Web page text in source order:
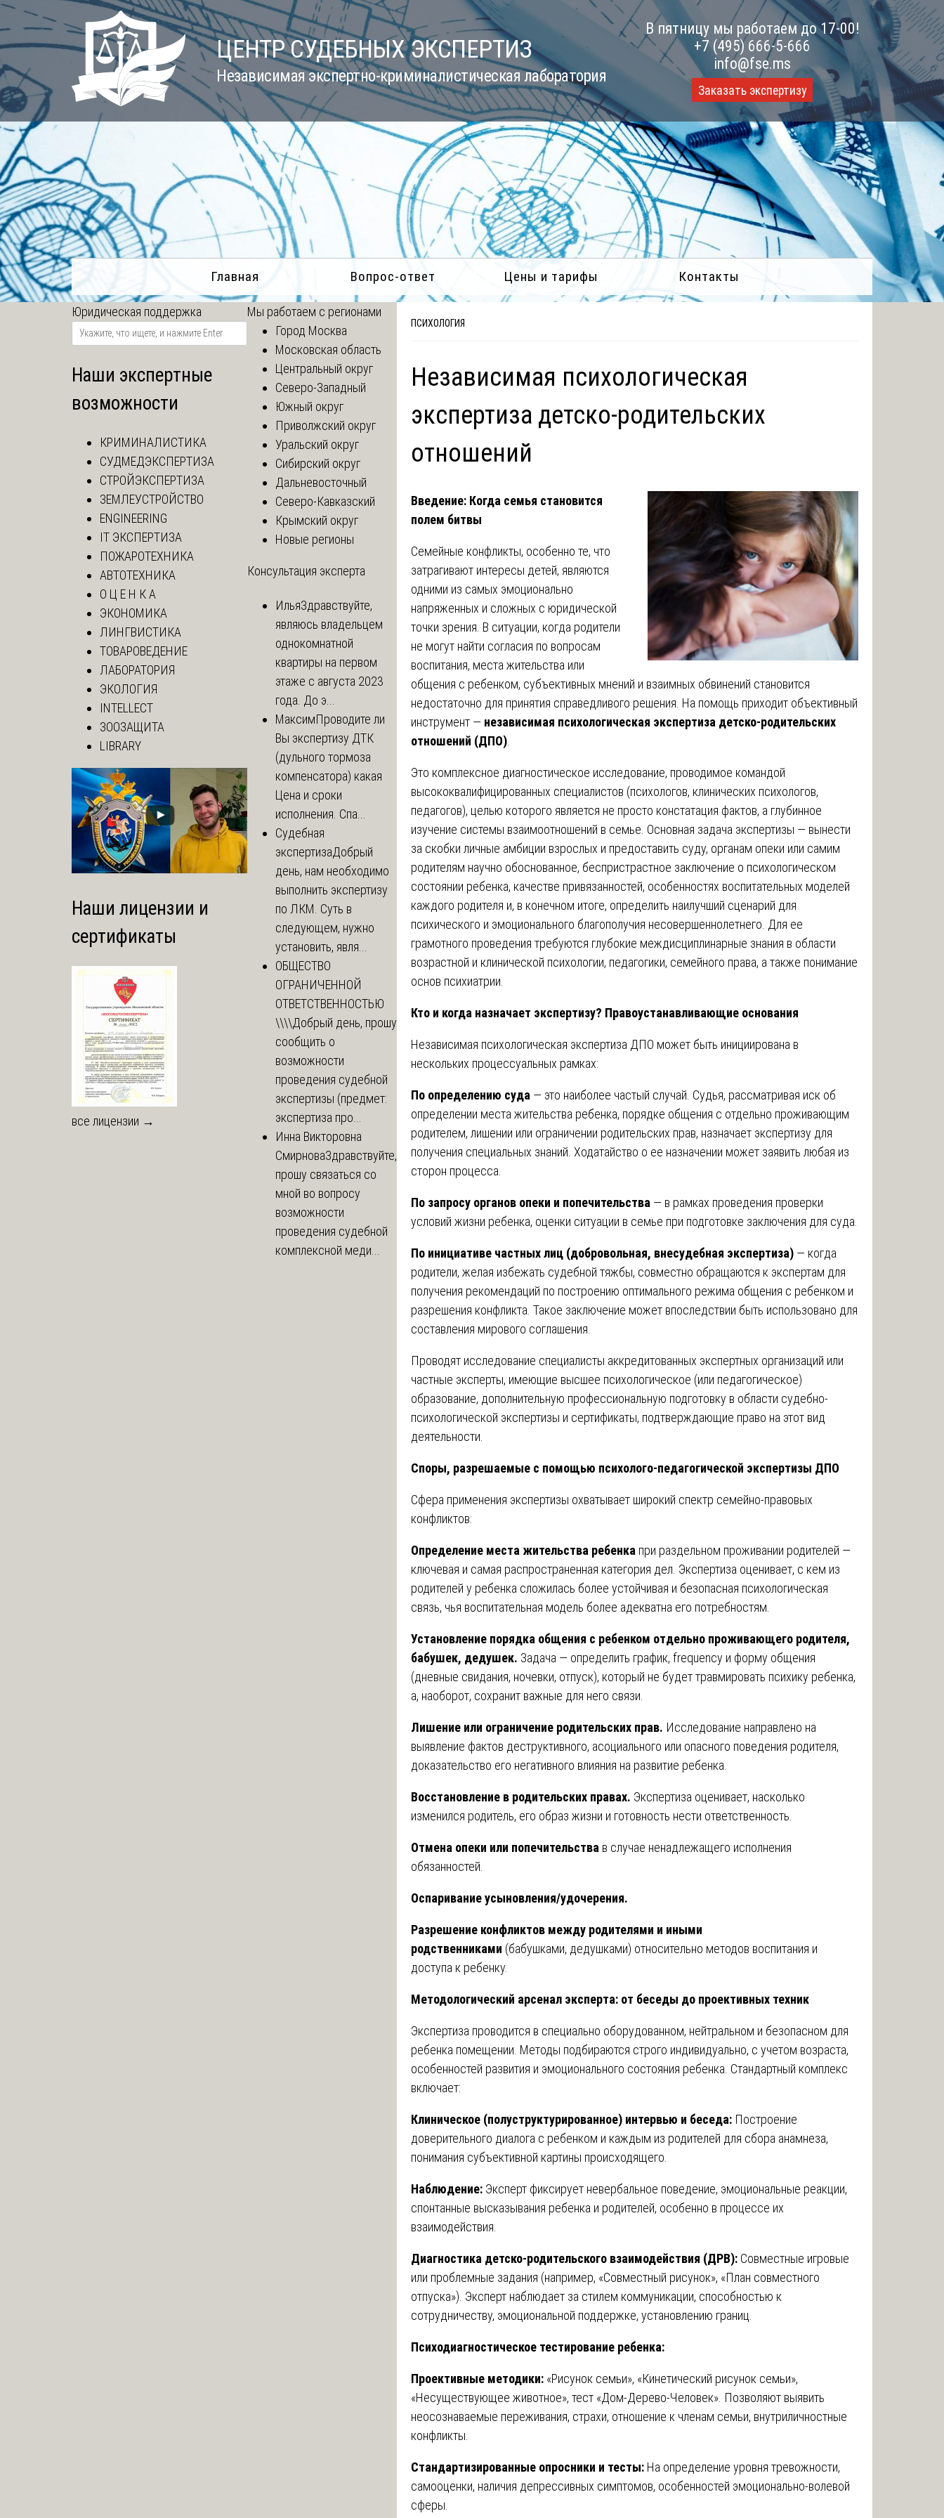
Skip
to
content
ЦЕНТР СУДЕБНЫХ ЭКСПЕРТИЗ
Независимая экспертно-криминалистическая лаборатория
В пятницу мы работаем до 17-00!
+7 (495) 666-5-666
info@fse.ms
Заказать экспертизу
Главная Вопрос-ответ Цены и тарифы Контакты
ПСИХОЛОГИЯ
Независимая психологическая
экспертиза детско-родительских
отношений
Введение: Когда семья становится
полем битвы
Семейные конфликты, особенно те, что
затрагивают интересы детей, являются
одними из самых эмоционально
напряженных и сложных с юридической
точки зрения. В ситуации, когда родители
не могут найти согласия по вопросам
воспитания, места жительства или
общения с ребенком, субъективных мнений и взаимных обвинений становится
недостаточно для принятия справедливого решения. На помощь приходит объективный
инструмент — независимая психологическая экспертиза детско-родительских
отношений (ДПО)
Это комплексное диагностическое исследование, проводимое командой
высококвалифицированных специалистов (психологов, клинических психологов,
педагогов), целью которого является не просто констатация фактов, а глубинное
изучение системы взаимоотношений в семье. Основная задача экспертизы — вынести
за скобки личные амбиции взрослых и предоставить суду, органам опеки или самим
родителям научно обоснованное, беспристрастное заключение о психологическом
состоянии ребенка, качестве привязанностей, особенностях воспитательных моделей
каждого родителя и, в конечном итоге, определить наилучший сценарий для
психического и эмоционального благополучия несовершеннолетнего. Для ее
грамотного проведения требуются глубокие междисциплинарные знания в области
возрастной и клинической психологии, педагогики, семейного права, а также понимание
основ психиатрии.
Кто и когда назначает экспертизу? Правоустанавливающие основания
Независимая психологическая экспертиза ДПО может быть инициирована в
нескольких процессуальных рамках:
По определению суда — это наиболее частый случай. Судья, рассматривая иск об
определении места жительства ребенка, порядке общения с отдельно проживающим
родителем, лишении или ограничении родительских прав, назначает экспертизу для
получения специальных знаний. Ходатайство о ее назначении может заявить любая из
сторон процесса.
По запросу органов опеки и попечительства — в рамках проведения проверки
условий жизни ребенка, оценки ситуации в семье при подготовке заключения для суда.
По инициативе частных лиц (добровольная, внесудебная экспертиза) — когда
родители, желая избежать судебной тяжбы, совместно обращаются к экспертам для
получения рекомендаций по построению оптимального режима общения с ребенком и
разрешения конфликта. Такое заключение может впоследствии быть использовано для
составления мирового соглашения.
Проводят исследование специалисты аккредитованных экспертных организаций или
частные эксперты, имеющие высшее психологическое (или педагогическое)
образование, дополнительную профессиональную подготовку в области судебно-
психологической экспертизы и сертификаты, подтверждающие право на этот вид
деятельности.
Споры, разрешаемые с помощью психолого-педагогической экспертизы ДПО
Сфера применения экспертизы охватывает широкий спектр семейно-правовых
конфликтов:
Определение места жительства ребенка при раздельном проживании родителей —
ключевая и самая распространенная категория дел. Экспертиза оценивает, с кем из
родителей у ребенка сложилась более устойчивая и безопасная психологическая
связь, чья воспитательная модель более адекватна его потребностям.
Установление порядка общения с ребенком отдельно проживающего родителя,
бабушек, дедушек. Задача — определить график, frequency и форму общения
(дневные свидания, ночевки, отпуск), который не будет травмировать психику ребенка,
а, наоборот, сохранит важные для него связи.
Лишение или ограничение родительских прав. Исследование направлено на
выявление фактов деструктивного, асоциального или опасного поведения родителя,
доказательство его негативного влияния на развитие ребенка.
Восстановление в родительских правах. Экспертиза оценивает, насколько
изменился родитель, его образ жизни и готовность нести ответственность.
Отмена опеки или попечительства в случае ненадлежащего исполнения
обязанностей.
Оспаривание усыновления/удочерения.
Разрешение конфликтов между родителями и иными
родственниками (бабушками, дедушками) относительно методов воспитания и
доступа к ребенку.
Методологический арсенал эксперта: от беседы до проективных техник
Экспертиза проводится в специально оборудованном, нейтральном и безопасном для
ребенка помещении. Методы подбираются строго индивидуально, с учетом возраста,
особенностей развития и эмоционального состояния ребенка. Стандартный комплекс
включает:
Клиническое (полуструктурированное) интервью и беседа: Построение
доверительного диалога с ребенком и каждым из родителей для сбора анамнеза,
понимания субъективной картины происходящего.
Наблюдение: Эксперт фиксирует невербальное поведение, эмоциональные реакции,
спонтанные высказывания ребенка и родителей, особенно в процессе их
взаимодействия.
Диагностика детско-родительского взаимодействия (ДРВ): Совместные игровые
или проблемные задания (например, «Совместный рисунок», «План совместного
отпуска»). Эксперт наблюдает за стилем коммуникации, способностью к
сотрудничеству, эмоциональной поддержке, установлению границ.
Психодиагностическое тестирование ребенка:
Проективные методики: «Рисунок семьи», «Кинетический рисунок семьи»,
«Несуществующее животное», тест «Дом-Дерево-Человек». Позволяют выявить
неосознаваемые переживания, страхи, отношение к членам семьи, внутриличностные
конфликты.
Стандартизированные опросники и тесты: На определение уровня тревожности,
самооценки, наличия депрессивных симптомов, особенностей эмоционально-волевой
сферы.
Юридическая поддержка
Наши экспертные
возможности
КРИМИНАЛИСТИКА
СУДМЕДЭКСПЕРТИЗА
СТРОЙЭКСПЕРТИЗА
ЗЕМЛЕУСТРОЙСТВО
ENGINEERING
IT ЭКСПЕРТИЗА
ПОЖАРОТЕХНИКА
АВТОТЕХНИКА
О Ц Е Н К А
ЭКОНОМИКА
ЛИНГВИСТИКА
ТОВАРОВЕДЕНИЕ
ЛАБОРАТОРИЯ
ЭКОЛОГИЯ
INTELLECT
ЗООЗАЩИТА
LIBRARY
Наши лицензии и
сертификаты
все лицензии →
Мы работаем с регионами
Город Москва
Московская область
Центральный округ
Северо-Западный
Южный округ
Приволжский округ
Уральский округ
Сибирский округ
Дальневосточный
Северо-Кавказский
Крымский округ
Новые регионы
Консультация эксперта
ИльяЗдравствуйте,
являюсь владельцем
однокомнатной
квартиры на первом
этаже с августа 2023
года. До э...
МаксимПроводите ли
Вы экспертизу ДТК
(дульного тормоза
компенсатора) какая
Цена и сроки
исполнения. Спа...
Судебная
экспертизаДобрый
день, нам необходимо
выполнить экспертизу
по ЛКМ. Суть в
следующем, нужно
установить, явля...
ОБЩЕСТВО
ОГРАНИЧЕННОЙ
ОТВЕТСТВЕННОСТЬЮ
\\\\Добрый день, прошу
сообщить о
возможности
проведения судебной
экспертизы (предмет:
экспертиза про...
Инна Викторовна
СмирноваЗдравствуйте,
прошу связаться со
мной во вопросу
возможности
проведения судебной
комплексной меди...